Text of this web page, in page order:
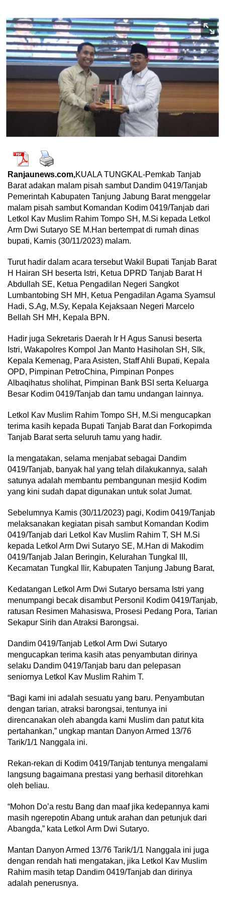
Ranjaunews.com,KUALA TUNGKAL-Pemkab Tanjab
Barat adakan malam pisah sambut Dandim 0419/Tanjab
Pemerintah Kabupaten Tanjung Jabung Barat menggelar
malam pisah sambut Komandan Kodim 0419/Tanjab dari
Letkol Kav Muslim Rahim Tompo SH, M.Si kepada Letkol
Arm Dwi Sutaryo SE M.Han bertempat di rumah dinas
bupati, Kamis (30/11/2023) malam.
Turut hadir dalam acara tersebut Wakil Bupati Tanjab Barat
H Hairan SH beserta Istri, Ketua DPRD Tanjab Barat H
Abdullah SE, Ketua Pengadilan Negeri Sangkot
Lumbantobing SH MH, Ketua Pengadilan Agama Syamsul
Hadi, S.Ag, M.Sy, Kepala Kejaksaan Negeri Marcelo
Bellah SH MH, Kepala BPN.
Hadir juga Sekretaris Daerah Ir H Agus Sanusi beserta
Istri, Wakapolres Kompol Jan Manto Hasiholan SH, SIk,
Kepala Kemenag, Para Asisten, Staff Ahli Bupati, Kepala
OPD, Pimpinan PetroChina, Pimpinan Ponpes
Albaqihatus sholihat, Pimpinan Bank BSI serta Keluarga
Besar Kodim 0419/Tanjab dan tamu undangan lainnya.
Letkol Kav Muslim Rahim Tompo SH, M.Si mengucapkan
terima kasih kepada Bupati Tanjab Barat dan Forkopimda
Tanjab Barat serta seluruh tamu yang hadir.
Ia mengatakan, selama menjabat sebagai Dandim
0419/Tanjab, banyak hal yang telah dilakukannya, salah
satunya adalah membantu pembangunan mesjid Kodim
yang kini sudah dapat digunakan untuk solat Jumat.
Sebelumnya Kamis (30/11/2023) pagi, Kodim 0419/Tanjab
melaksanakan kegiatan pisah sambut Komandan Kodim
0419/Tanjab dari Letkol Kav Muslim Rahim T, SH M.Si
kepada Letkol Arm Dwi Sutaryo SE, M.Han di Makodim
0419/Tanjab Jalan Beringin, Kelurahan Tungkal III,
Kecamatan Tungkal Ilir, Kabupaten Tanjung Jabung Barat,
Kedatangan Letkol Arm Dwi Sutaryo bersama Istri yang
menumpangi becak disambut Personil Kodim 0419/Tanjab,
ratusan Resimen Mahasiswa, Prosesi Pedang Pora, Tarian
Sekapur Sirih dan Atraksi Barongsai.
Dandim 0419/Tanjab Letkol Arm Dwi Sutaryo
mengucapkan terima kasih atas penyambutan dirinya
selaku Dandim 0419/Tanjab baru dan pelepasan
seniornya Letkol Kav Muslim Rahim T.
“Bagi kami ini adalah sesuatu yang baru. Penyambutan
dengan tarian, atraksi barongsai, tentunya ini
direncanakan oleh abangda kami Muslim dan patut kita
pertahankan,” ungkap mantan Danyon Armed 13/76
Tarik/1/1 Nanggala ini.
Rekan-rekan di Kodim 0419/Tanjab tentunya mengalami
langsung bagaimana prestasi yang berhasil ditorehkan
oleh beliau.
“Mohon Do’a restu Bang dan maaf jika kedepannya kami
masih ngerepotin Abang untuk arahan dan petunjuk dari
Abangda,” kata Letkol Arm Dwi Sutaryo.
Mantan Danyon Armed 13/76 Tarik/1/1 Nanggala ini juga
dengan rendah hati mengatakan, jika Letkol Kav Muslim
Rahim masih tetap Dandim 0419/Tanjab dan dirinya
adalah penerusnya.